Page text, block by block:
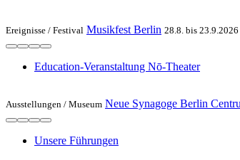
Ereignisse / Festival Musikfest Berlin 28.8. bis 23.9.2026
Education-Veranstaltung Nō-Theater
Ausstellungen / Museum Neue Synagoge Berlin
Unsere Führungen